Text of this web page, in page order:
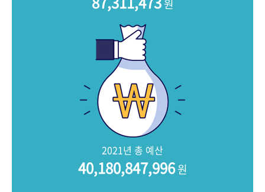
원
2021년 총 예산
40,180,847,996원